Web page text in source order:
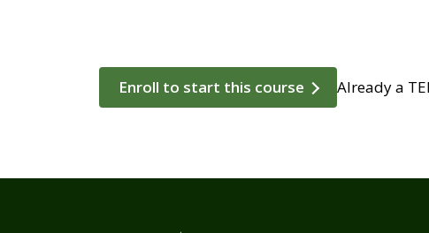
Enroll to start this course Already a